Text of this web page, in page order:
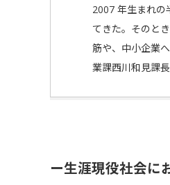
2007 年生まれの
てきた。そのと
筋や、中小企業
業課西川和見課長
ー生涯現役社会に